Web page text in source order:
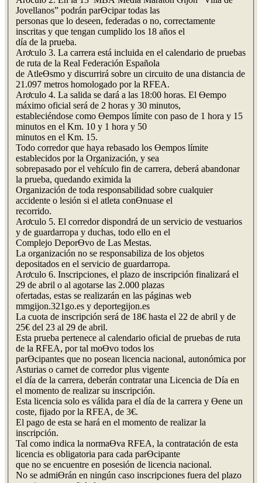
Jovellanos” podrán parƟcipar todas las
personas que lo deseen, federadas o no, correctamente
inscritas y que tengan cumplido los 18 años el
día de la prueba.
Arơculo 3. La carrera está incluida en el calendario de pruebas
de ruta de la Real Federación Española
de AtleƟsmo y discurrirá sobre un circuito de una distancia de
21.097 metros homologado por la RFEA.
Arơculo 4. La salida se dará a las 18:00 horas. El Ɵempo
máximo oficial será de 2 horas y 30 minutos,
estableciéndose como Ɵempos límite con paso de 1 hora y 15
minutos en el Km. 10 y 1 hora y 50
minutos en el Km. 15.
Todo corredor que haya rebasado los Ɵempos límite
establecidos por la Organización, y sea
sobrepasado por el vehículo fin de carrera, deberá abandonar
la prueba, quedando eximida la
Organización de toda responsabilidad sobre cualquier
accidente o lesión si el atleta conƟnuase el
recorrido.
Arơculo 5. El corredor dispondrá de un servicio de vestuarios
y de guardarropa y duchas, todo ello en el
Complejo DeporƟvo de Las Mestas.
La organización no se responsabiliza de los objetos
depositados en el servicio de guardarropa.
Arơculo 6. Inscripciones, el plazo de inscripción finalizará el
29 de abril o al agotarse las 2.000 plazas
ofertadas, estas se realizarán en las páginas web
mmgijon.321go.es y deportegijon.es
La cuota de inscripción será de 18€ hasta el 22 de abril y de
25€ del 23 al 29 de abril.
Esta prueba pertenece al calendario oficial de pruebas de ruta
de la RFEA, por tal moƟvo todos los
parƟcipantes que no posean licencia nacional, autonómica por
Asturias o carnet de corredor plus vigente
el día de la carrera, deberán contratar una Licencia de Día en
el momento de realizar su inscripción.
Esta licencia solo es válida para el día de la carrera y Ɵene un
coste, fijado por la RFEA, de 3€.
El pago de esta se hará en el momento de realizar la
inscripción.
Tal como indica la normaƟva RFEA, la contratación de esta
licencia es obligatoria para cada parƟcipante
que no se encuentre en posesión de licencia nacional.
No se admiƟrán en ningún caso inscripciones fuera del plazo